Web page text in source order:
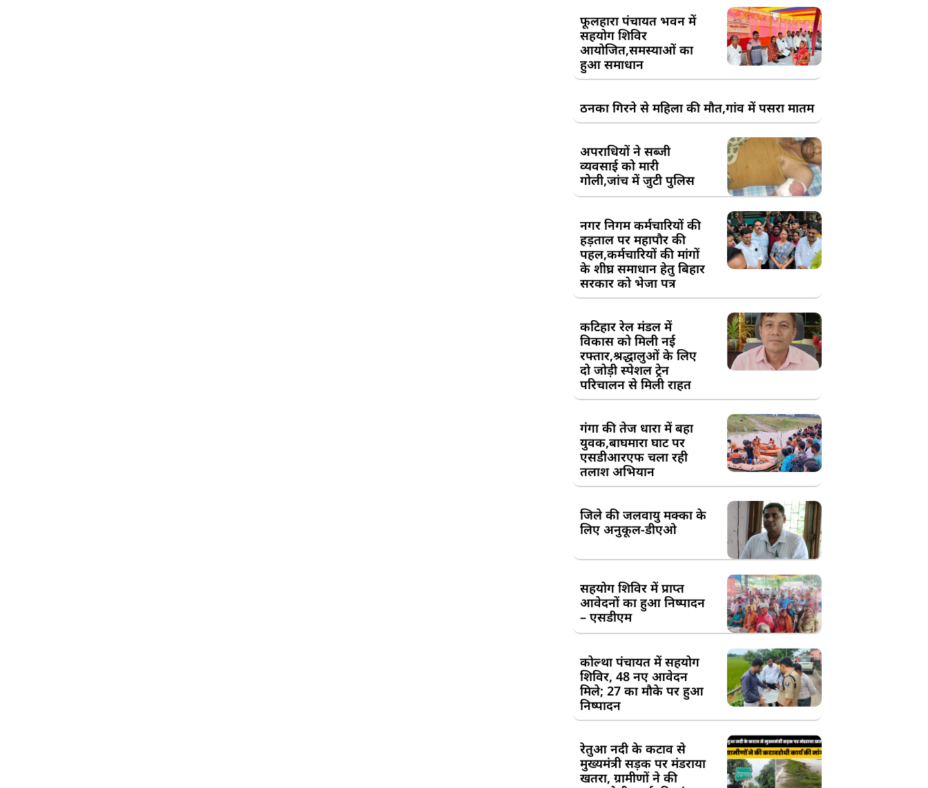
फूलहारा पंचायत भवन में
सहयोग शिविर
आयोजित,समस्याओं का
हुआ समाधान
ठनका गिरने से महिला की मौत,गांव में पसरा मातम
अपराधियों ने सब्जी
व्यवसाई को मारी
गोली,जांच में जुटी पुलिस
नगर निगम कर्मचारियों की
हड़ताल पर महापौर की
पहल,कर्मचारियों की मांगों
के शीघ्र समाधान हेतु बिहार
सरकार को भेजा पत्र
कटिहार रेल मंडल में
विकास को मिली नई
रफ्तार,श्रद्धालुओं के लिए
दो जोड़ी स्पेशल ट्रेन
परिचालन से मिली राहत
गंगा की तेज धारा में बहा
युवक,बाघमारा घाट पर
एसडीआरएफ चला रही
तलाश अभियान
जिले की जलवायु मक्का के
लिए अनुकूल-डीएओ
सहयोग शिविर में प्राप्त
आवेदनों का हुआ निष्पादन
– एसडीएम
कोल्था पंचायत में सहयोग
शिविर, 48 नए आवेदन
मिले; 27 का मौके पर हुआ
निष्पादन
रेतुआ नदी के कटाव से
मुख्यमंत्री सड़क पर मंडराया
खतरा, ग्रामीणों ने की